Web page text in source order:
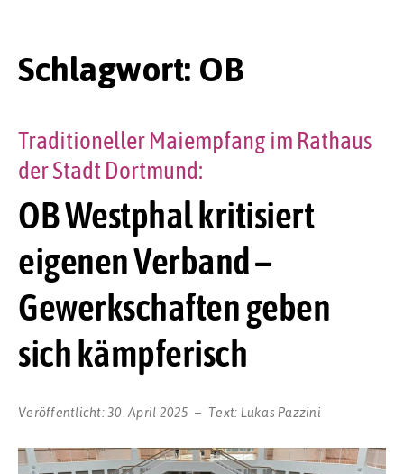
Schlagwort: OB
OB Westphal kritisiert
eigenen Verband –
Gewerkschaften geben
sich kämpferisch
Traditioneller Maiempfang im Rathaus
der Stadt Dortmund:
Veröffentlicht:30. April 2025 Text: Lukas Pazzini